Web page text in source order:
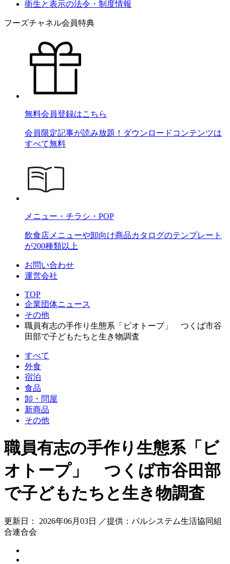
衛生と表示の法令・制度情報
フーズチャネル会員特典
無料会員登録はこちら
会員限定記事が読み放題！ダウンロードコンテンツは
すべて無料
メニュー・チラシ・POP
飲食店メニューや卸向け商品カタログのテンプレート
が200種類以上
お問い合わせ
運営会社
TOP
企業団体ニュース
その他
職員有志の手作り生態系「ビオトープ」 つくば市谷
田部で子どもたちと生き物調査
すべて
外食
宿泊
食品
卸・問屋
新商品
その他
職員有志の手作り生態系「ビ
オトープ」 つくば市谷田部
で子どもたちと生き物調査
更新日： 2026年06月03日 ／提供：パルシステム生活協同組
合連合会